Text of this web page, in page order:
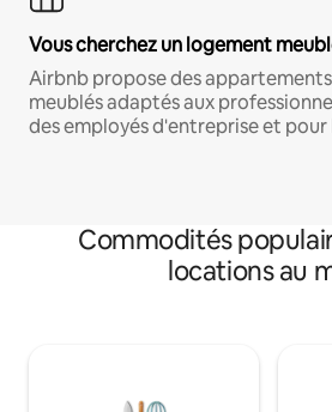
Vous cherchez un logement
Airbnb propose des
meublés adaptés aux
des employés d'entreprise et
Commodités
locations au